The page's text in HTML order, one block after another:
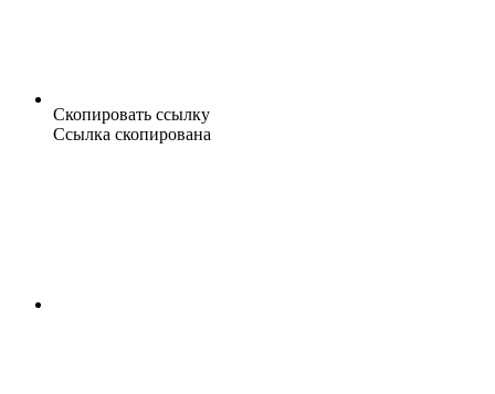
Скопировать ссылку
Ссылка скопирована